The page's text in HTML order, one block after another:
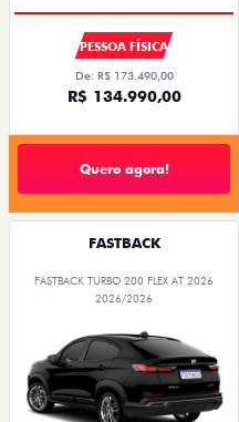
PESSOA FÍSICA
De: R$ 173.490,00
R$ 134.990,00
Quero agora!
FASTBACK
FASTBACK TURBO 200 FLEX AT 2026
2026/2026